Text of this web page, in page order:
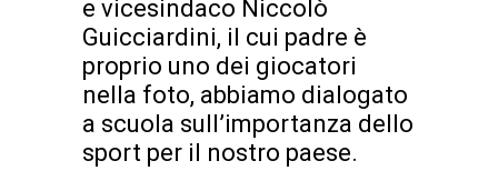
e vicesindaco Niccolò
Guicciardini, il cui padre è
proprio uno dei giocatori
nella foto, abbiamo dialogato
a scuola sull’importanza dello
sport per il nostro paese.